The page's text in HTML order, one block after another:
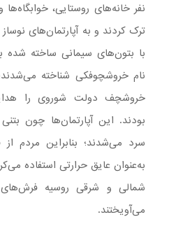
نفر خانه‌های روستایی،
ترک ‌کردند و به آپارتمان‌های
با بتون‌های سیمانی ساخته شده
نام خروشچوفکی شناخته می‌شدند؛
خروشچف دولت شوروی را
بودند. این آپارتمان‌ها چون
سرد می‌شدند؛ بنابراین مردم
به‌عنوان عایق حرارتی استفاده
شمالی و شرقی روسیه فرش‌های
می‌آویختند.